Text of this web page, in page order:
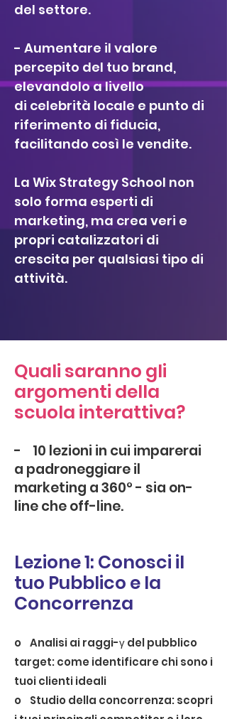
del settore.
- Aumentare il valore
percepito del tuo brand,
elevandolo a livello
di celebrità locale e punto di
riferimento di fiducia,
facilitando così le vendite.
La Wix Strategy School non
solo forma esperti di
marketing, ma crea veri e
propri catalizzatori di
crescita per qualsiasi tipo di
attività.
Quali saranno gli
argomenti della
scuola interattiva?
- 10 lezioni in cui imparerai
a padroneggiare il
marketing a 360° - sia on-
line che off-line.
Lezione 1: Conosci il
tuo Pubblico e la
Concorrenza
o Analisi ai raggi-γ del pubblico
target: come identificare chi sono i
tuoi clienti ideali
o Studio della concorrenza: scopri